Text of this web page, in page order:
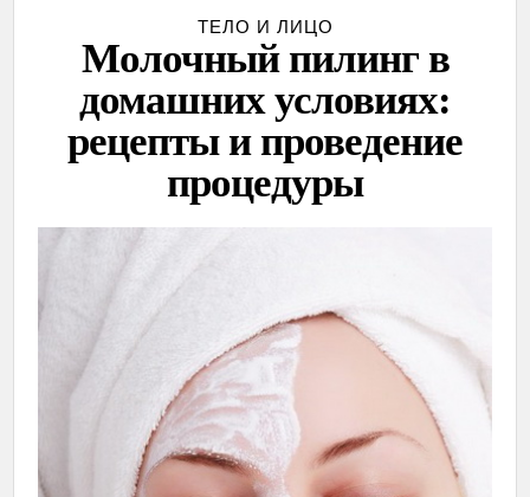
ТЕЛО И ЛИЦО
Молочный пилинг в
домашних условиях:
рецепты и проведение
процедуры